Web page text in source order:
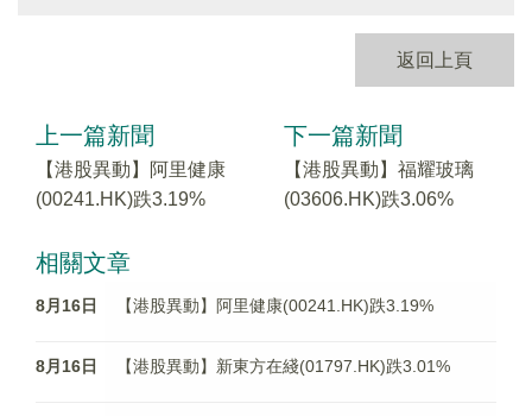
返回上頁
上一篇新聞
【港股異動】阿里健康
(00241.HK)跌3.19%
下一篇新聞
【港股異動】福耀玻璃
(03606.HK)跌3.06%
相關文章
8月16日 【港股異動】阿里健康(00241.HK)跌3.19%
8月16日 【港股異動】新東方在綫(01797.HK)跌3.01%